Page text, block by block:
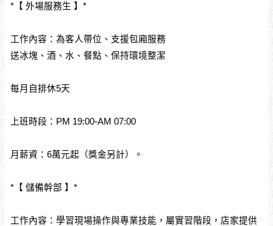
*【 外場服務生 】*
工作內容：為客人帶位、支援包廂服務
送冰塊、酒、水、餐點、保持環境整潔
每月自排休5天
上班時段：PM 19:00-AM 07:00
月薪資：6萬元起（獎金另計）。
*【 儲備幹部 】*
工作內容：學習現場操作與專業技能，屬實習階段，店家提供